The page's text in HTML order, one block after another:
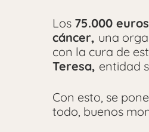
Los 75.000 euros
cáncer, una
con la cura de
Teresa, entidad
Con esto, se
todo, buenos